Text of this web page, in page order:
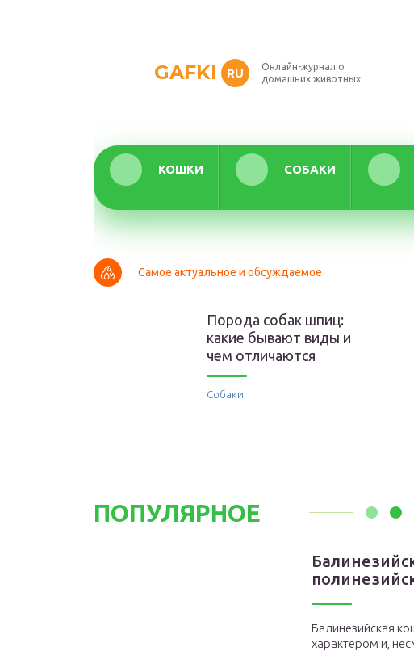
GAFKI RU
Онлайн-журнал о
домашних животных
КОШКИ СОБАКИ
Самое актуальное и обсуждаемое
Порода собак шпиц:
какие бывают виды и
чем отличаются
Собаки
ПОПУЛЯРНОЕ
Балинезийская
характером и,